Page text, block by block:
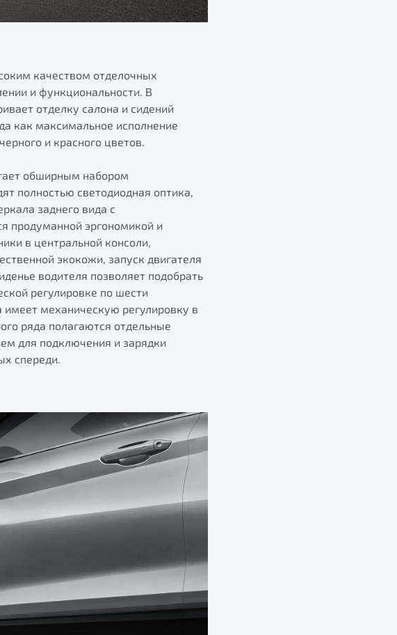
качеством отделочных
и функциональности. В
отделку салона и сидений
как максимальное исполнение
и красного цветов.
обширным набором
полностью светодиодная оптика,
заднего вида с
продуманной эргономикой и
в центральной консоли,
экокожи, запуск двигателя
водителя позволяет подобрать
регулировке по шести
имеет механическую регулировку в
ряда полагаются отдельные
для подключения и зарядки
спереди.